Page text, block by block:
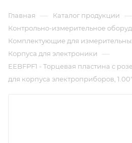
Главная — Каталог продукции —
Контрольно-измерительное
Комплектующие для
Корпуса для электроники —
EEBFPF1 - Торцевая пластина с
для корпуса электроприборов,